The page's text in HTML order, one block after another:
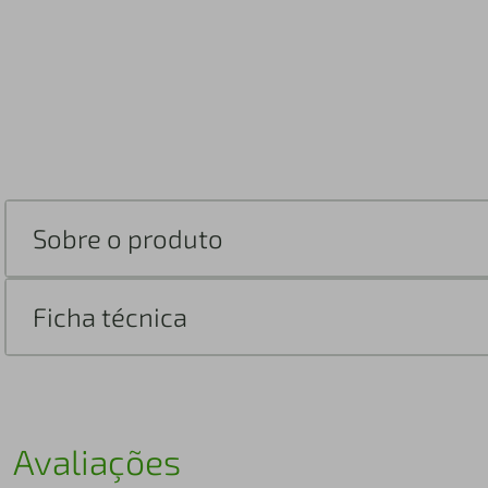
Sobre o produto
Ficha técnica
Avaliações